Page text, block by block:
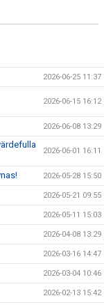
2026-06-25 11:37
2026-06-15 16:12
2026-06-08 13:29
2026-06-01 16:11
2026-05-28 15:50
2026-05-21 09:55
2026-05-11 15:03
2026-04-08 13:29
2026-03-16 14:47
2026-03-04 10:46
2026-02-13 15:42